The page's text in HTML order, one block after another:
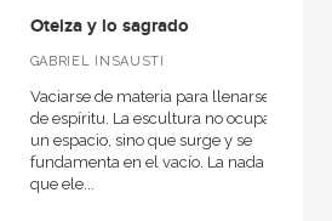
Oteiza y lo sagrado
GABRIEL INSAUSTI
Vaciarse de materia para llenarse
de espíritu. La escultura no ocupa
un espacio, sino que surge y se
fundamenta en el vacío. La nada
que ele...